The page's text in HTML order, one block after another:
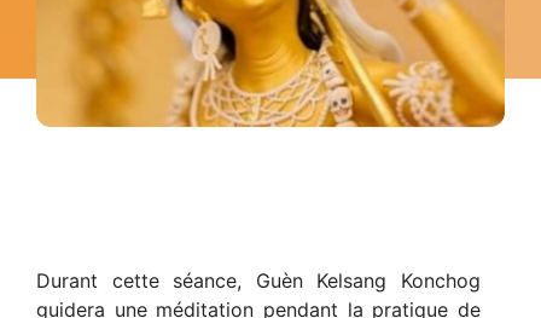
Durant cette séance, Guèn Kelsang Konchog
guidera une méditation pendant la pratique de